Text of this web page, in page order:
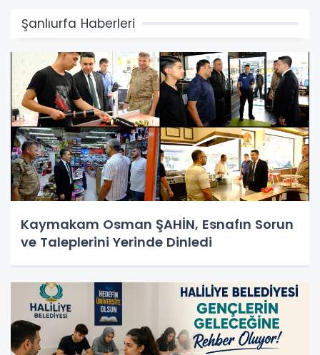
Şanlıurfa Haberleri
Kaymakam Osman ŞAHİN, Esnafın Sorun
ve Taleplerini Yerinde Dinledi